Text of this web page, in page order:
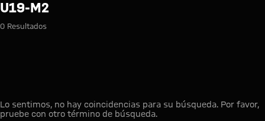
Búsqueda: u19-m2
U19-M2
0 Resultados
Lo sentimos, no hay coincidencias para su búsqueda. Por favor,
pruebe con otro término de búsqueda.